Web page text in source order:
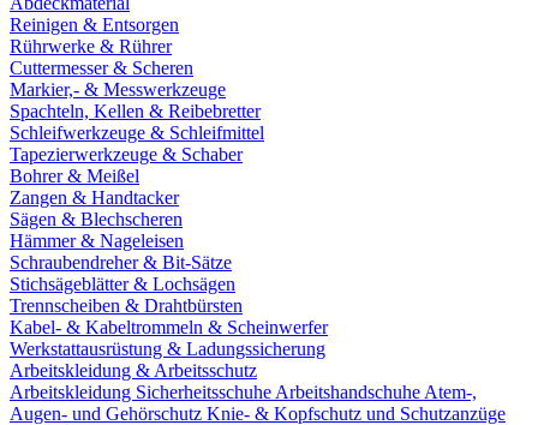
Reinigen & Entsorgen
Rührwerke & Rührer
Cuttermesser & Scheren
Markier,- & Messwerkzeuge
Spachteln, Kellen & Reibebretter
Schleifwerkzeuge & Schleifmittel
Tapezierwerkzeuge & Schaber
Bohrer & Meißel
Zangen & Handtacker
Sägen & Blechscheren
Hämmer & Nageleisen
Schraubendreher & Bit-Sätze
Stichsägeblätter & Lochsägen
Trennscheiben & Drahtbürsten
Kabel- & Kabeltrommeln & Scheinwerfer
Werkstattausrüstung & Ladungssicherung
Arbeitskleidung & Arbeitsschutz
Arbeitskleidung Sicherheitsschuhe Arbeitshandschuhe Atem-,
Augen- und Gehörschutz Knie- & Kopfschutz und Schutzanzüge